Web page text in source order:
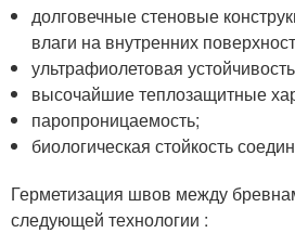
долговечные стеновые
влаги на внутренних
ультрафиолетовая
высочайшие теплозащитные
паропроницаемость;
биологическая стойкость
Герметизация швов между
следующей технологии :